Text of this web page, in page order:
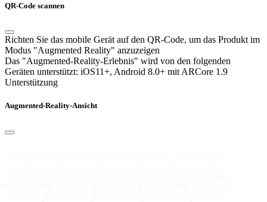
QR-Code scannen
Richten Sie das mobile Gerät auf den QR-Code, um das Produkt im
Modus "Augmented Reality" anzuzeigen
Das "Augmented-Reality-Erlebnis" wird von den folgenden
Geräten unterstützt: iOS11+, Android 8.0+ mit ARCore 1.9
Unterstützung
Augmented-Reality-Ansicht